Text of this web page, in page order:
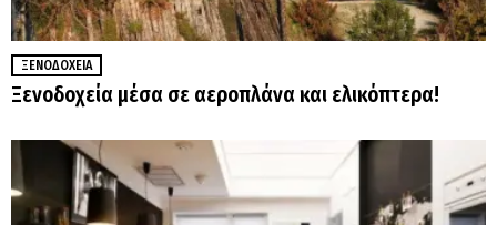
ΞΕΝΟΔΟΧΕΊΑ
Ξενοδοχεία μέσα σε αεροπλάνα και ελικόπτερα!